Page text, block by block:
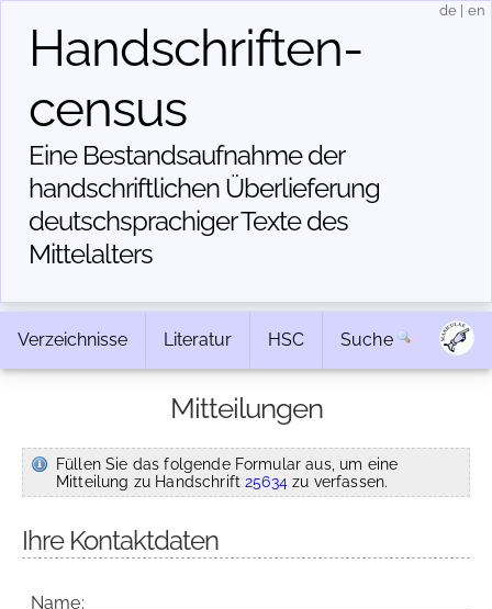
Handschriften­
census
Eine Bestandsaufnahme der
handschriftlichen Über­lieferung
deutschsprachiger Texte des
Mittelalters
de en
Verzeichnisse Literatur HSC Suche
Mitteilungen
Füllen Sie das folgende Formular aus, um eine
Mitteilung zu Handschrift25634zu verfassen.
Ihre Kontaktdaten
Name: